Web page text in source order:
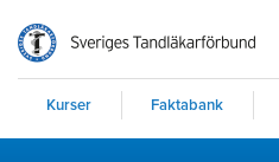
Kurser Faktabank